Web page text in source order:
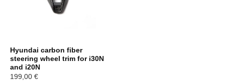
Hyundai carbon fiber
steering wheel trim for i30N
and i20N
199,00 €